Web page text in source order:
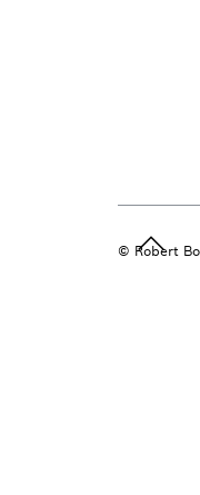
© Robert